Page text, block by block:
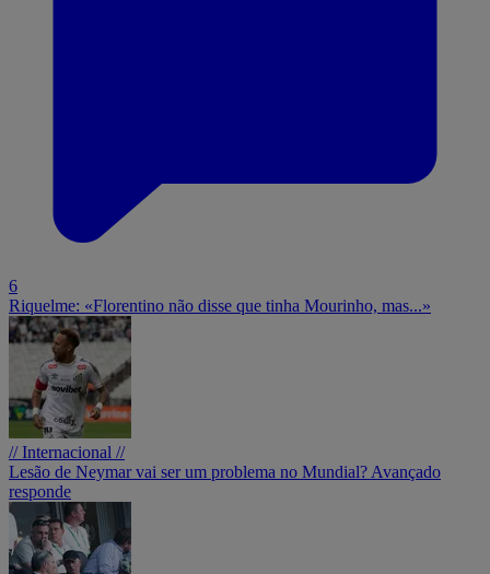
6
Riquelme: «Florentino não disse que tinha Mourinho, mas...»
// Internacional //
Lesão de Neymar vai ser um problema no Mundial? Avançado
responde